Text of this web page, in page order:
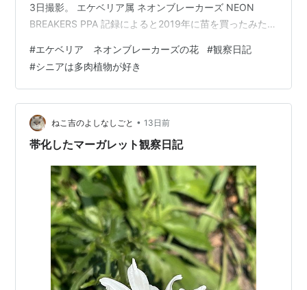
3日撮影。 エケベリア属 ネオンブレーカーズ NEON
BREAKERS PPA 記録によると2019年に苗を買ったみたい
2019年のこれが買った頃のネオンブレーカーズです。 葉
っぱの端が赤くて綺麗ですよねぇ💕 フリル系のエケベリ
アです。 zun22.hatenablog.com
zun22.hatenablog.com ランキング参加中多肉植物＆サ
ボテン ランキング参加中四…
#エケベリア ネオンブレーカーズの花 #観察日記
#シニアは多肉植物が好き
ねこ吉のよしなしごと • 13日前
帯化したマーガレット観察日記